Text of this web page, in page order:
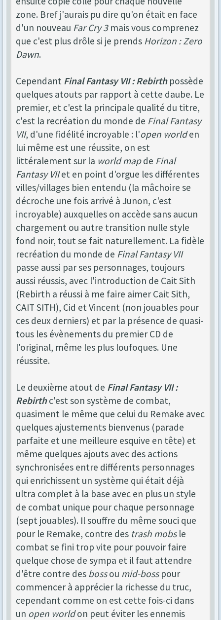
zone. Bref j'aurais pu dire qu'on était en face
d'un nouveau Far Cry 3mais vous comprenez
que c'est plus drôle si je prends Horizon : Zero
Dawn.
Cependant Final Fantasy VII : Rebirthpossède
quelques atouts par rapport à cette daube. Le
premier, et c'est la principale qualité du titre,
c'est la recréation du monde de Final Fantasy
VII, d'une fidélité incroyable : l'open worlden
lui même est une réussite, on est
littéralement sur la world mapde Final
Fantasy VIIet en point d'orgue les différentes
villes/villages bien entendu (la mâchoire se
décroche une fois arrivé à Junon, c'est
incroyable) auxquelles on accède sans aucun
chargement ou autre transition nulle style
fond noir, tout se fait naturellement. La fidèle
recréation du monde de Final Fantasy VII
passe aussi par ses personnages, toujours
aussi réussis, avec l'introduction de Cait Sith
(Rebirth a réussi à me faire aimer Cait Sith,
CAIT SITH), Cid et Vincent (non jouables pour
ces deux derniers) et par la présence de quasi-
tous les évènements du premier CD de
l'original, même les plus loufoques. Une
réussite.
Le deuxième atout de Final Fantasy VII :
Rebirthc'est son système de combat,
quasiment le même que celui du Remake avec
quelques ajustements bienvenus (parade
parfaite et une meilleure esquive en tête) et
même quelques ajouts avec des actions
synchronisées entre différents personnages
qui enrichissent un système qui était déjà
ultra complet à la base avec en plus un style
de combat unique pour chaque personnage
(sept jouables). Il souffre du même souci que
pour le Remake, contre des trash mobsle
combat se fini trop vite pour pouvoir faire
quelque chose de sympa et il faut attendre
d'être contre des bossou mid-bosspour
commencer à apprécier la richesse du truc,
cependant comme on est cette fois-ci dans
un open worldon peut éviter les ennemis